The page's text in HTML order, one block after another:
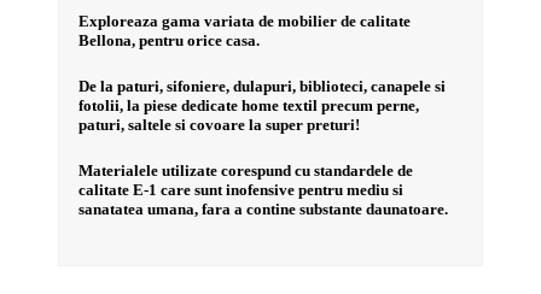
Exploreaza gama variata de mobilier de calitate
Bellona, pentru orice casa.
De la paturi, sifoniere, dulapuri, biblioteci, canapele si
fotolii, la piese dedicate home textil precum perne,
paturi, saltele si covoare la super preturi!
Materialele utilizate corespund cu standardele de
calitate E-1 care sunt inofensive pentru mediu si
sanatatea umana, fara a contine substante daunatoare.